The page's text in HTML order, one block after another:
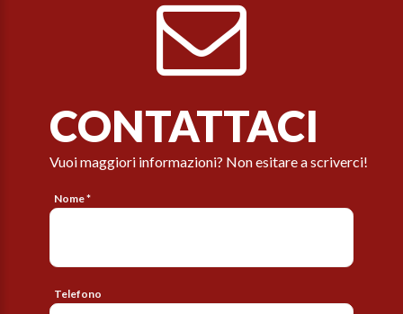
CONTATTACI
Vuoi maggiori informazioni? Non esitare a scriverci!
Nome *
Telefono